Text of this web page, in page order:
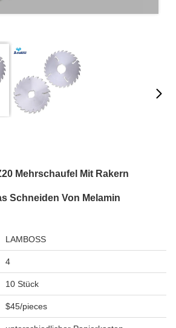
Mehrschaufel Mit Rakern
Schneiden Von Melamin
LAMBOSS
4
10 Stück
$45/pieces